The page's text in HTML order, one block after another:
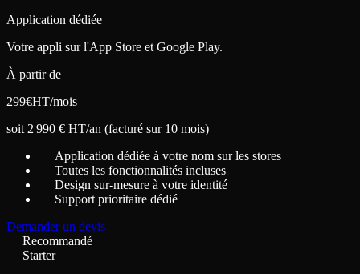
Application dédiée
Votre appli sur l'App Store et Google Play.
À partir de
299€HT/mois
soit 2 990 € HT/an (facturé sur 10 mois)
Application dédiée à votre nom sur les stores
Toutes les fonctionnalités incluses
Design sur-mesure à votre identité
Support prioritaire dédié
Demander un devis
Recommandé
Starter